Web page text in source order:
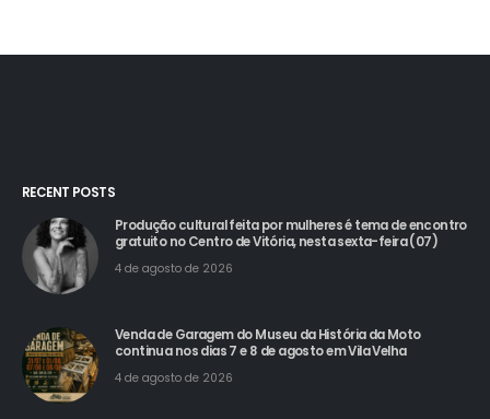
RECENT POSTS
Produção cultural feita por mulheres é tema de encontro
gratuito no Centro de Vitória, nesta sexta-feira (07)
4 de agosto de 2026
Venda de Garagem do Museu da História da Moto
continua nos dias 7 e 8 de agosto em Vila Velha
4 de agosto de 2026